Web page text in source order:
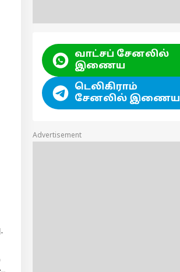
வாட்சப் சேனலில்
இணைய
டெலிகிராம்
சேனலில் இணைய
Advertisement